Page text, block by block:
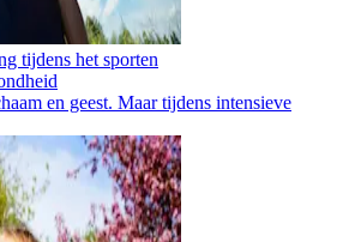
tijdens het sporten
en geest. Maar tijdens intensieve